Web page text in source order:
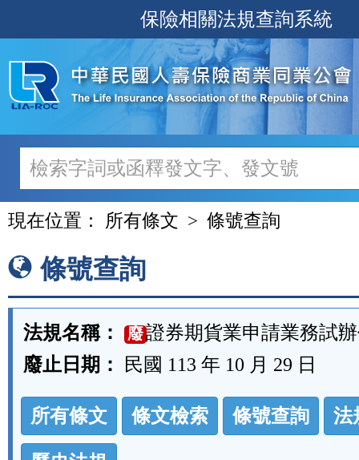
至
主
內
容
保險相關法規查詢系統
現在位置： 所有條文 條號查詢
條號查詢
法規名稱： 廢證券期貨業申請業務試
廢止日期：
民國 113 年 10 月 29 日
法
規
功
所有條文 條文檢索 條號查詢 法